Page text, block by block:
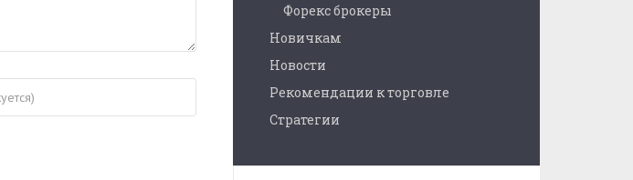
Форекс брокеры
Новичкам
Новости
Рекомендации к торговле
Стратегии